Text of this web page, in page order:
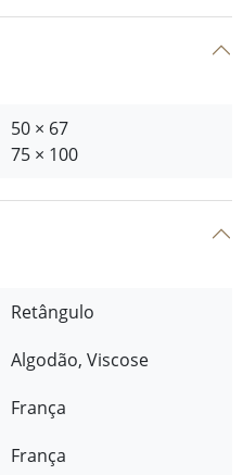
50 × 67
75 × 100
Retângulo
Algodão, Viscose
França
França